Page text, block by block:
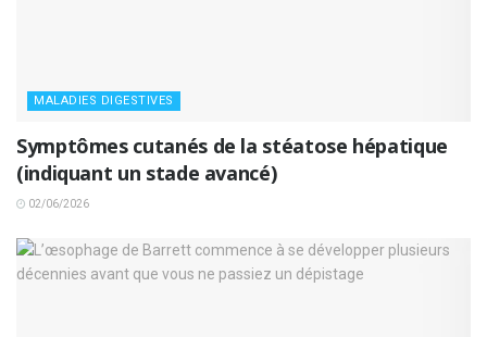
MALADIES DIGESTIVES
Symptômes cutanés de la stéatose hépatique
(indiquant un stade avancé)
02/06/2026